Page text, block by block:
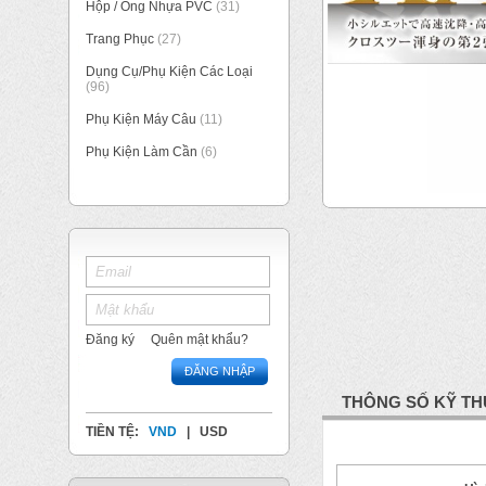
Hộp / Ống Nhựa PVC (31)
Trang Phục (27)
Dụng Cụ/Phụ Kiện Các Loại
(96)
Phụ Kiện Máy Câu (11)
Phụ Kiện Làm Cần (6)
Đăng ký Quên mật khẩu?
ĐĂNG NHẬP
TIỀN TỆ: VND USD
THÔNG SỐ KỸ